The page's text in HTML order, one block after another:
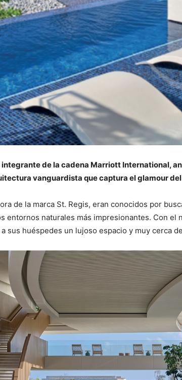
integrante de la cadena Marriott International,
vanguardista que captura el glamour
de la marca St. Regis, eran conocidos por
entornos naturales más impresionantes. Con
sus huéspedes un lujoso espacio y muy cerca